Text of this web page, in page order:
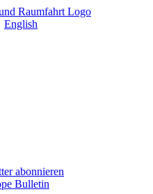
English
abonnieren
Bulletin